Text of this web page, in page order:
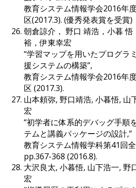
教育システム情報学会2016年
区(2017.3). (優秀発表賞を受賞)
朝倉諒介， 野口 靖浩，小暮
裕，伊東幸宏
“学習マップを用いたプログラ
援システムの構築”,
教育システム情報学会2016年
区 (2017.3).
山本頼弥, 野口靖浩, 小暮悟, 山
宏
“初学者に体系的デバッグ手順
テムと講義パッケージの設計,”
教育システム情報学科第41回
pp.367-368 (2016.8).
大沢良太, 小暮悟, 山下浩一, 野
宏